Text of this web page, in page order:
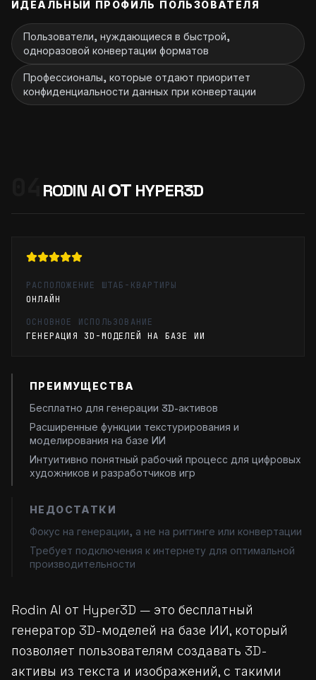
ИДЕАЛЬНЫЙ ПРОФИЛЬ ПОЛЬЗОВАТЕЛЯ
Пользователи, нуждающиеся в быстрой,
одноразовой конвертации форматов
Профессионалы, которые отдают приоритет
конфиденциальности данных при конвертации
RODIN AI ОТ HYPER3D
РАСПОЛОЖЕНИЕ ШТАБ-КВАРТИРЫ
ОНЛАЙН
ОСНОВНОЕ ИСПОЛЬЗОВАНИЕ
ГЕНЕРАЦИЯ 3D-МОДЕЛЕЙ НА БАЗЕ ИИ
ПРЕИМУЩЕСТВА
Бесплатно для генерации 3D-активов
Расширенные функции текстурирования и
моделирования на базе ИИ
Интуитивно понятный рабочий процесс для цифровых
художников и разработчиков игр
НЕДОСТАТКИ
Фокус на генерации, а не на риггинге или конвертации
Требует подключения к интернету для оптимальной
производительности
Rodin AI от Hyper3D — это бесплатный
генератор 3D-моделей на базе ИИ, который
позволяет пользователям создавать 3D-
активы из текста и изображений, с такими